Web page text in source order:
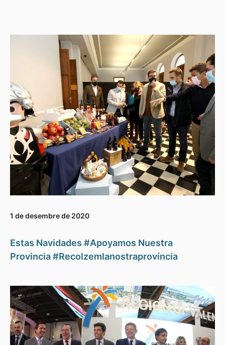
1 de desembre de 2020
Estas Navidades #Apoyamos Nuestra
Provincia #Recolzemlanostraprovíncia